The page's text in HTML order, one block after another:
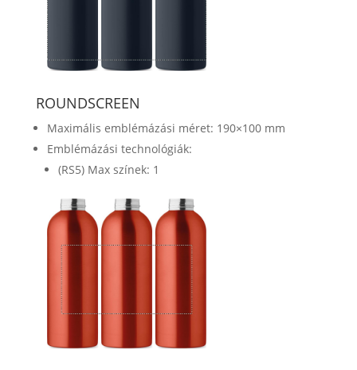
ROUNDSCREEN
Maximális emblémázási méret: 190×100 mm
Emblémázási technológiák:
(RS5) Max színek: 1